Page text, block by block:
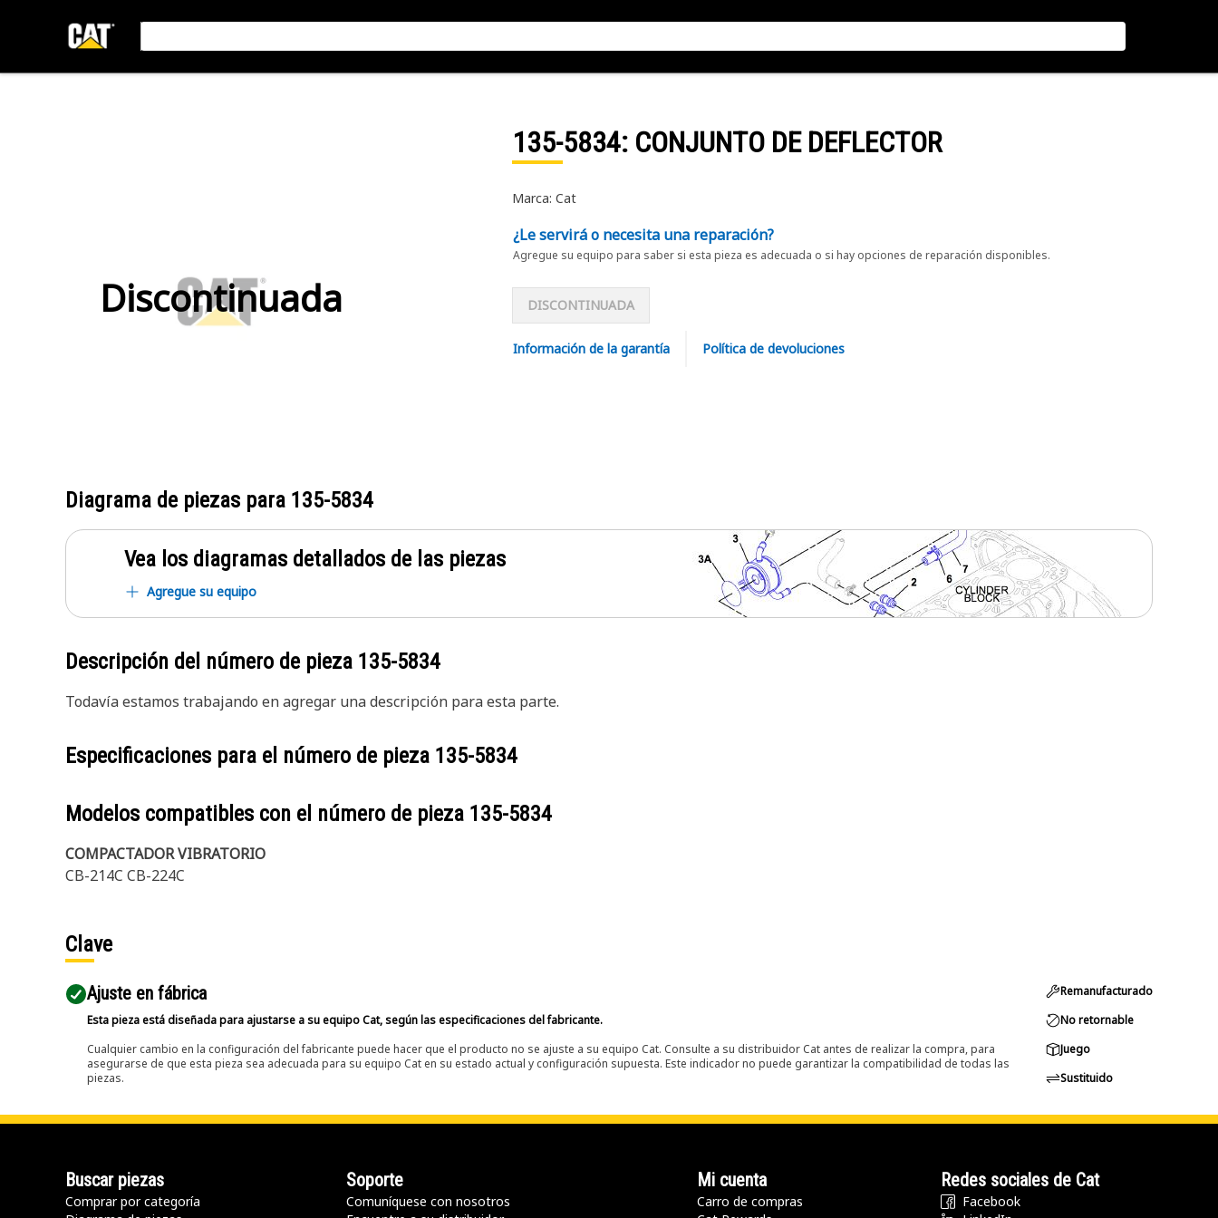
Discontinuada
135-5834: CONJUNTO DE DEFLECTOR
Marca: Cat
¿Le servirá o necesita una reparación?
Agregue su equipo para saber si esta pieza es adecuada o si hay opciones de reparación disponibles.
DISCONTINUADA
Información de la garantía Política de devoluciones
Diagrama de piezas para 135-5834
Vea los diagramas detallados de las piezas
Agregue su equipo
Descripción del número de pieza 135-5834
Todavía estamos trabajando en agregar una descripción para esta parte.
Especificaciones para el número de pieza 135-5834
Modelos compatibles con el número de pieza 135-5834
COMPACTADOR VIBRATORIO
CB-214C CB-224C
Clave
Ajuste en fábrica
Esta pieza está diseñada para ajustarse a su equipo Cat, según las especificaciones del fabricante.
Cualquier cambio en la configuración del fabricante puede hacer que el producto no se ajuste a su equipo Cat. Consulte a su distribuidor Cat antes de realizar la compra, para
asegurarse de que esta pieza sea adecuada para su equipo Cat en su estado actual y configuración supuesta. Este indicador no puede garantizar la compatibilidad de todas las
piezas.
Remanufacturado
No retornable
Juego
Sustituido
Buscar piezas
Comprar por categoría
Soporte
Comuníquese con nosotros
Mi cuenta
Carro de compras
Redes sociales de Cat
Facebook